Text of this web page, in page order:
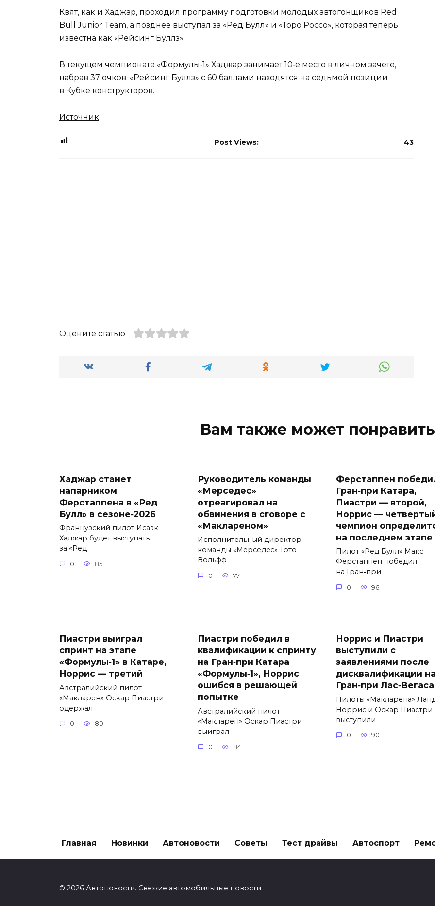
Квят, как и Хаджар, проходил программу подготовки молодых автогонщиков Red
Bull Junior Team, а позднее выступал за «Ред Булл» и «Торо Россо», которая теперь
известна как «Рейсинг Буллз».
В текущем чемпионате «Формулы‑1» Хаджар занимает 10‑е место в личном зачете,
набрав 37 очков. «Рейсинг Буллз» с 60 баллами находятся на седьмой позиции
в Кубке конструкторов.
Источник
Post Views: 43
Оцените статью
Вам также может
Хаджар станет
напарником
Ферстаппена в «Ред
Булл» в сезоне‑2026
Французский пилот Исаак
Хаджар будет выступать
за «Ред
0 85
Руководитель команды
«Мерседес»
отреагировал на
обвинения в сговоре с
«Маклареном»
Исполнительный директор
команды «Мерседес» Тото
Вольфф
0 77
Ферстаппен
Гран‑при Катара,
Пиастри — второй,
Норрис —
чемпион
на последнем этапе
Пилот «Ред Булл» Макс
Ферстаппен победил
на Гран‑при
0 96
Пиастри выиграл
спринт на этапе
«Формулы‑1» в Катаре,
Норрис — третий
Австралийский пилот
«Макларен» Оскар Пиастри
одержал
0 80
Пиастри победил в
квалификации к спринту
на Гран‑при Катара
«Формулы‑1», Норрис
ошибся в решающей
попытке
Австралийский пилот
«Макларен» Оскар Пиастри
выиграл
0 84
Норрис и Пиастри
выступили с
заявлениями после
дисквалификации
Гран‑при Лас‑Вегаса
Пилоты «Макларена»
Норрис и Оскар Пиастри
выступили
0 90
Главная Новинки Автоновости Советы Тест драйвы Автоспорт
© 2026 Автоновости. Свежие автомобильные новости